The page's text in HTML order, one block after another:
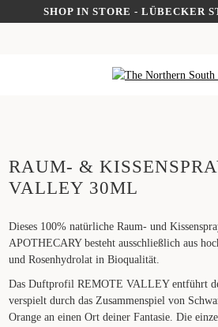
to
SHOP IN STORE - LÜBECKER
RAUM- &
VALLEY 30ML
Dieses 100% natürliche Raum- und
APOTHECARY besteht ausschließlich aus
und Rosenhydrolat in Bioqualität.
Das Duftprofil REMOTE VALLEY entführt
verspielt durch das Zusammenspiel von
Orange an einen Ort deiner Fantasie. Die